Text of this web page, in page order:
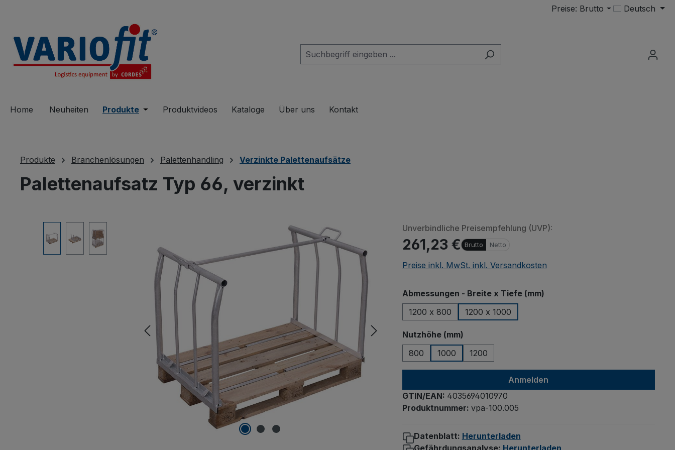
Preise: Brutto Deutsch
Home Neuheiten Produkte Öffne oder Schließe das Dropdown der Kategorie Produkte
Produktvideos Kataloge Über uns Kontakt
Produkte Branchenlösungen Palettenhandling Verzinkte Palettenaufsätze
Palettenaufsatz Typ 66, verzinkt
Bildergalerie überspringen Unverbindliche Preisempfehlung (UVP):
261,23 € Brutto Netto
Preise inkl. MwSt. inkl. Versandkosten
Abmessungen - Breite x Tiefe (mm)auswählen
1200 x 800
1200 x 1000
Nutzhöhe (mm)auswählen
800
1000 1200
Anmelden
GTIN/EAN: 4035694010970
Produktnummer: vpa-100.005
Datenblatt: Herunterladen